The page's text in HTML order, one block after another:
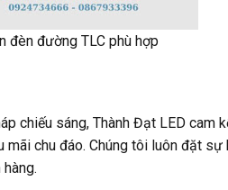
đèn đường TLC phù hợp
chiếu sáng, Thành Đạt LED cam
chu đáo. Chúng tôi luôn đặt